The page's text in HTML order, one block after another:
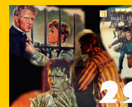
CUSTOM PDF